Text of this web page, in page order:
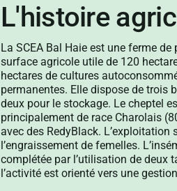
L'histoire
La SCEA Bal Haie est une ferme
surface agricole utile de 120
hectares de cultures
permanentes. Elle dispose de trois
deux pour le stockage. Le cheptel
principalement de race Charolais
avec des RedyBlack.
l’engraissement de femelles.
complétée par l’utilisation de deux
l’activité est orienté vers une